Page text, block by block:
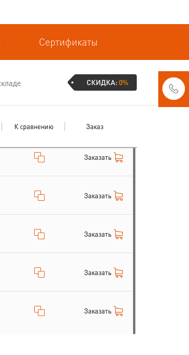
Сертификаты
СКИДКА:0%
К сравнению Заказ
Заказать
Заказать
Заказать
Заказать
Заказать